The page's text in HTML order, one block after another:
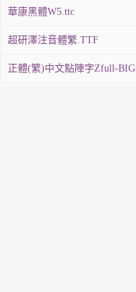
華康黑體W5.ttc
超研澤注音體繁.TTF
正體(繁)中文點陣字Zfull-